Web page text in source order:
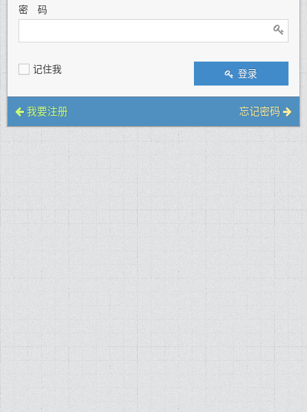
密 码
记住我 登录
我要注册 忘记密码